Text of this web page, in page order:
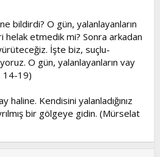
bildirdi? O gün, yalanlayanların
helak etmedik mi? Sonra arkadan
İşte biz, suçlu-
O gün, yalanlayanların vay
14-19)
haline. Kendisini yalanladığınız
bir gölgeye gidin. (Mürselat